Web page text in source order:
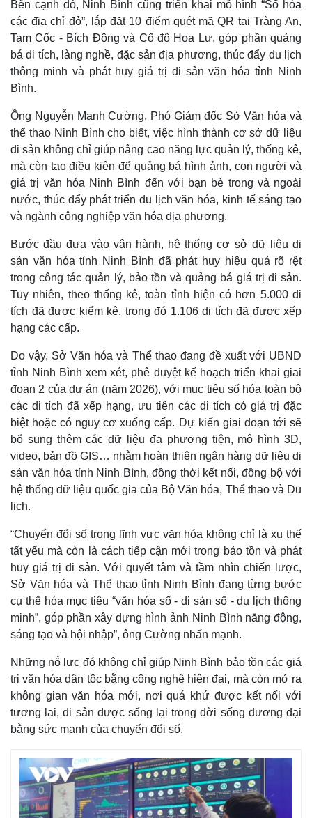
Pháp luật
Vụ án
Tin nóng
Tư vấn luật
Quân sự - Quốc phòng
Vũ khí
Việt Nam
Phân tích
Bên cạnh đó, Ninh Bình cũng triển khai mô hình “Số hóa
các địa chỉ đỏ”, lắp đặt 10 điểm quét mã QR tại Tràng An,
Tam Cốc - Bích Động và Cố đô Hoa Lư, góp phần quảng
bá di tích, làng nghề, đặc sản địa phương, thúc đẩy du lịch
thông minh và phát huy giá trị di sản văn hóa tỉnh Ninh
Bình.
Ông Nguyễn Mạnh Cường, Phó Giám đốc Sở Văn hóa và
thể thao Ninh Bình cho biết, việc hình thành cơ sở dữ liệu
di sản không chỉ giúp nâng cao năng lực quản lý, thống kê,
mà còn tạo điều kiện để quảng bá hình ảnh, con người và
giá trị văn hóa Ninh Bình đến với bạn bè trong và ngoài
nước, thúc đẩy phát triển du lịch văn hóa, kinh tế sáng tạo
và ngành công nghiệp văn hóa địa phương.
Bước đầu đưa vào vận hành, hệ thống cơ sở dữ liệu di
sản văn hóa tỉnh Ninh Bình đã phát huy hiệu quả rõ rệt
trong công tác quản lý, bảo tồn và quảng bá giá trị di sản.
Tuy nhiên, theo thống kê, toàn tỉnh hiện có hơn 5.000 di
tích đã được kiểm kê, trong đó 1.106 di tích đã được xếp
hạng các cấp.
Do vậy, Sở Văn hóa và Thể thao đang đề xuất với UBND
tỉnh Ninh Bình xem xét, phê duyệt kế hoạch triển khai giai
đoạn 2 của dự án (năm 2026), với mục tiêu số hóa toàn bộ
các di tích đã xếp hạng, ưu tiên các di tích có giá trị đặc
biệt hoặc có nguy cơ xuống cấp. Dự kiến giai đoạn tới sẽ
bổ sung thêm các dữ liệu đa phương tiện, mô hình 3D,
video, bản đồ GIS… nhằm hoàn thiện ngân hàng dữ liệu di
sản văn hóa tỉnh Ninh Bình, đồng thời kết nối, đồng bộ với
hệ thống dữ liệu quốc gia của Bộ Văn hóa, Thể thao và Du
lịch.
“Chuyển đổi số trong lĩnh vực văn hóa không chỉ là xu thế
tất yếu mà còn là cách tiếp cận mới trong bảo tồn và phát
huy giá trị di sản. Với quyết tâm và tầm nhìn chiến lược,
Sở Văn hóa và Thể thao tỉnh Ninh Bình đang từng bước
cụ thể hóa mục tiêu “văn hóa số - di sản số - du lịch thông
minh”, góp phần xây dựng hình ảnh Ninh Bình năng động,
sáng tạo và hội nhập”, ông Cường nhấn mạnh.
Những nỗ lực đó không chỉ giúp Ninh Bình bảo tồn các giá
trị văn hóa dân tộc bằng công nghệ hiện đại, mà còn mở ra
không gian văn hóa mới, nơi quá khứ được kết nối với
tương lai, di sản được sống lại trong đời sống đương đại
bằng sức mạnh của chuyển đổi số.